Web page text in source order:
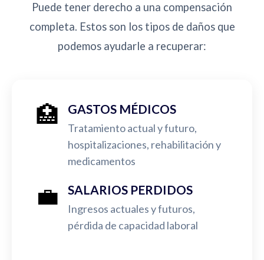
Puede tener derecho a una compensación
completa. Estos son los tipos de daños que
podemos ayudarle a recuperar:
🏥 GASTOS MÉDICOS
Tratamiento actual y futuro,
hospitalizaciones, rehabilitación y
medicamentos
💼 SALARIOS PERDIDOS
Ingresos actuales y futuros,
pérdida de capacidad laboral